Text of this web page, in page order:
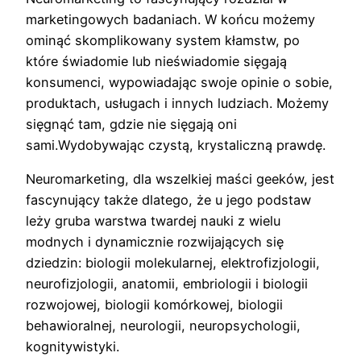
marketingowych badaniach. W końcu możemy
ominąć skomplikowany system kłamstw, po
które świadomie lub nieświadomie sięgają
konsumenci, wypowiadając swoje opinie o sobie,
produktach, usługach i innych ludziach. Możemy
sięgnąć tam, gdzie nie sięgają oni
sami.Wydobywając czystą, krystaliczną prawdę.
Neuromarketing, dla wszelkiej maści geeków, jest
fascynujący także dlatego, że u jego podstaw
leży gruba warstwa twardej nauki z wielu
modnych i dynamicznie rozwijających się
dziedzin: biologii molekularnej, elektrofizjologii,
neurofizjologii, anatomii, embriologii i biologii
rozwojowej, biologii komórkowej, biologii
behawioralnej, neurologii, neuropsychologii,
kognitywistyki.